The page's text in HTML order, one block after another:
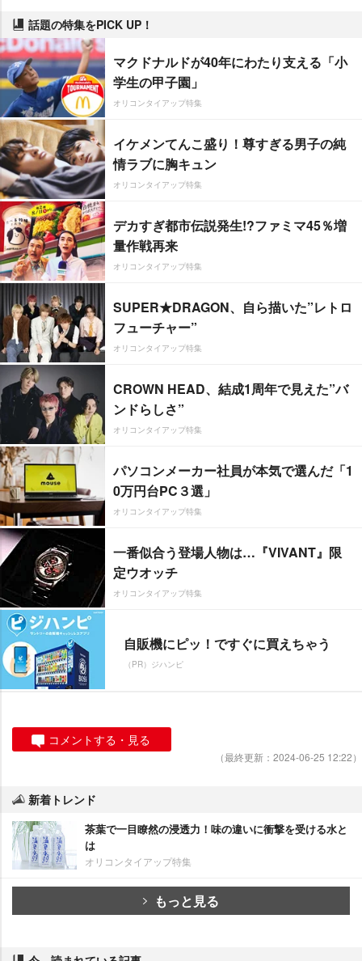
話題の特集をPICK UP！
マクドナルドが40年にわたり支える「小
学生の甲子園」
オリコンタイアップ特集
イケメンてんこ盛り！尊すぎる男子の純
情ラブに胸キュン
オリコンタイアップ特集
デカすぎ都市伝説発生!?ファミマ45％増
量作戦再来
オリコンタイアップ特集
SUPER★DRAGON、自ら描いた”レトロ
フューチャー”
オリコンタイアップ特集
CROWN HEAD、結成1周年で見えた”バ
ンドらしさ”
オリコンタイアップ特集
パソコンメーカー社員が本気で選んだ「1
0万円台PC３選」
オリコンタイアップ特集
一番似合う登場人物は…『VIVANT』限
定ウオッチ
オリコンタイアップ特集
自販機にピッ！ですぐに買えちゃう
（PR）ジハンピ
コメントする・見る
（最終更新：2024-06-25 12:22）
新着トレンド
茶葉で一目瞭然の浸透力！味の違いに衝撃を受ける水と
は
オリコンタイアップ特集
もっと見る